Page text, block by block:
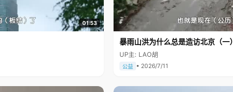
01:53
暴雨山洪为什么总是造访北京（一）
UP主: LAO胡
公益 • 2026/7/11